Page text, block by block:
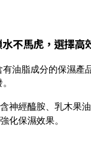
不馬虎，選擇高
油脂成分的保濕產
含神經醯胺、乳木果
化保濕效果。